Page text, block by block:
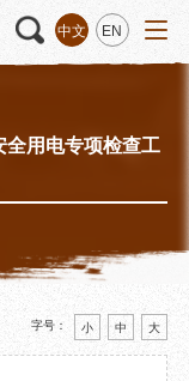
中文 EN
数字资源
捐赠名录
全用电专项检查工
字号： 小 中 大